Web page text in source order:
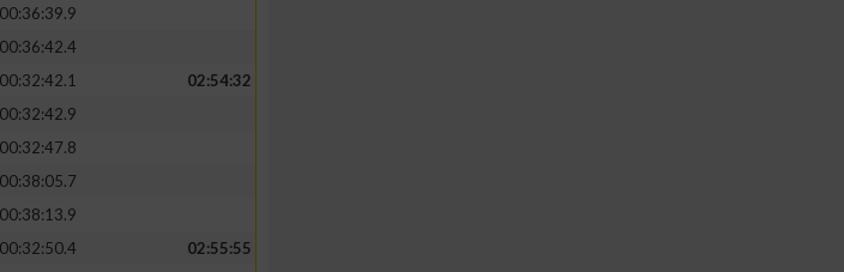
00:36:39.9
00:36:42.4
00:32:42.1
02:54:32
00:32:42.9
00:32:47.8
00:38:05.7
00:38:13.9
00:32:50.4
02:55:55